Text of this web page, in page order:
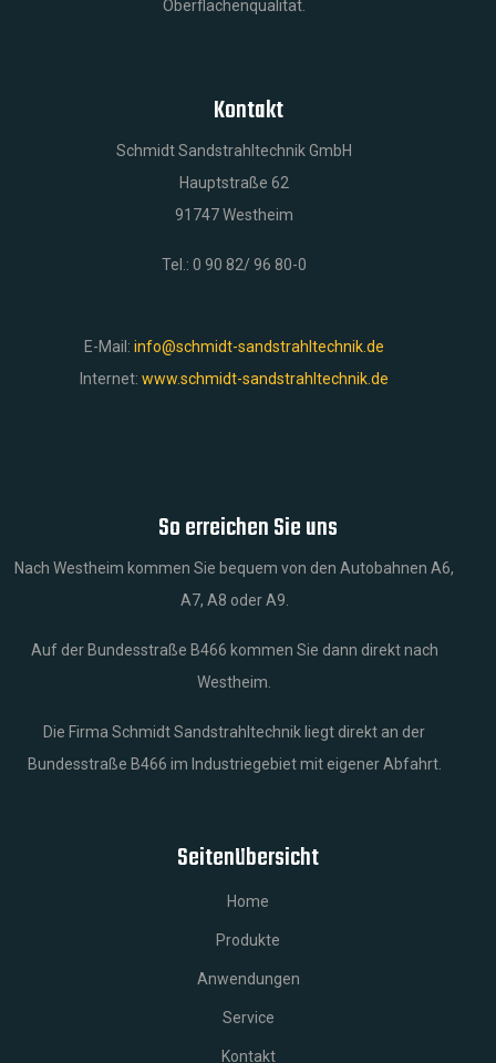
Oberflächenqualität.
Kontakt
Schmidt Sandstrahltechnik GmbH
Hauptstraße 62
91747 Westheim
Tel.: 0 90 82/ 96 80-0
E-Mail: info@schmidt-sandstrahltechnik.de
Internet: www.schmidt-sandstrahltechnik.de
So erreichen Sie uns
Nach Westheim kommen Sie bequem von den Autobahnen A6,
A7, A8 oder A9.
Auf der Bundesstraße B466 kommen Sie dann direkt nach
Westheim.
Die Firma Schmidt Sandstrahltechnik liegt direkt an der
Bundesstraße B466 im Industriegebiet mit eigener Abfahrt.
Seitenübersicht
Home
Produkte
Anwendungen
Service
Kontakt